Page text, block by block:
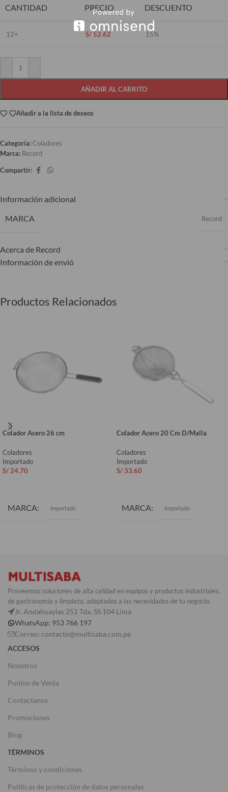
CANTIDAD PRECIO DESCUENTO
12+ S/ 52.62 15%
AÑADIR AL CARRITO
Añadir a la lista de deseos
Categoría:Coladores
Marca: Record
Compartir:
Información adicional
MARCA
Record
Acerca de Record
Información de envió
Productos Relacionados
Colador Acero 26 cm
Coladores
Importado
S/ 24.70
MARCA Importado
Colador Acero 20 Cm D/Malla
Coladores
Importado
S/ 33.60
MARCA Importado
Proveemos soluciones de alta calidad en equipos y productos industriales,
de gastronomía y limpieza, adaptados a las necesidades de tu negocio.
Jr. Andahuaylas 251 Tda. SS 104 Lima
WhatsApp: 953 766 197
Correo: contacto@multisaba.com.pe
ACCESOS
Nosotros
Puntos de Venta
Contactanos
Promociones
Blog
TÉRMINOS
Términos y condiciones
Políticas de protección de datos personales